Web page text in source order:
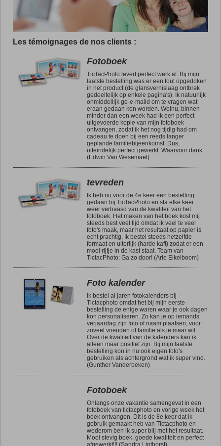
Les témoignages de nos clients :
Fotoboek
TicTacPhoto levert perfect werk af. Bij mijn
laatste bestelling was er een fout opgedoken
in het product (de glansvernislaag ontbrak
gedeeltelijk op enkele pagina's). Ik natuurlijk
onmiddellijk ge-e-maild om te vragen wat
eraan gedaan kon worden. Welnu, binnen
minder dan een week had ik een perfect
uitgevoerde kopie van mijn fotoboek
ontvangen, zodat ik het nog tijdig had om
cadeau te doen bij een reeds langer
geplande familiebijeenkomst. Dus,
uiteindelijk perfect gewerkt. Waarvoor dank.
(Edwin Van Wesemael)
tevreden
Ik heb nu voor de 4e keer een bestelling
gedaan bij TicTacPhoto en sta elke keer
weer verbaasd van de kwaliteit van het
fotoboek. Het maken van het boek kost mij
steeds best veel tijd omdat ik veel te veel
foto's maak, maar het resultaat op papier is
echt prachtig. Ik bestel steeds hetzelfde
formaat en uiterlijk (harde kaft) zodat er een
mooi rijtje in de kast staat. Team van
TictacPhoto: Ga zo door! (Arie Eikelboom)
Foto kalender
Ik bestel al jaren fotokalenders bij
Tictacphoto omdat het bij mijn eerste
bestelling de enige waren waar je ook dagen
kon personaliseren. Zo kan je op iemands
verjaardag zijn foto of naam plaatsen, voor
zoveel vrienden of familie als je maar wil.
Over de kwaliteit van de kalenders kan ik
alleen maar positief zijn. Bij mijn laatste
bestelling kon in nu ook eigen foto's
gebruiken als achtergrond wat ik super vind.
(Gunther Vanderbeken)
Fotoboek
Onlangs onze vakantie samengevat in een
fotoboek van tictacphoto en vorige week het
boek ontvangen. Dit is de 8e keer dat ik
gebruik gemaakt heb van Tictacphoto en
wederom ben ik super blij met het resultaat.
Mooi stevig boek, goede kwaliteit en perfect
afgewerkt!!! (Sandra Linthorst)